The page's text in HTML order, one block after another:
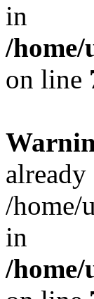
in
/
on line
/home/
in
/